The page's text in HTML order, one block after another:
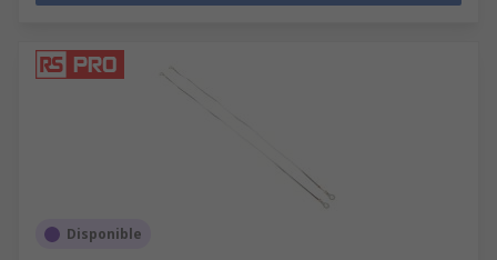
Disponible